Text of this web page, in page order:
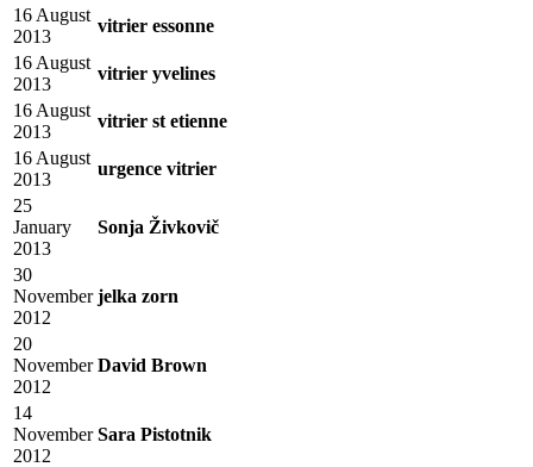
16 August
2013
vitrier essonne
16 August
2013
vitrier yvelines
16 August
2013
vitrier st etienne
16 August
2013
urgence vitrier
25
January
2013
Sonja Živkovič
30
November
2012
jelka zorn
20
November
2012
David Brown
14
November
2012
Sara Pistotnik